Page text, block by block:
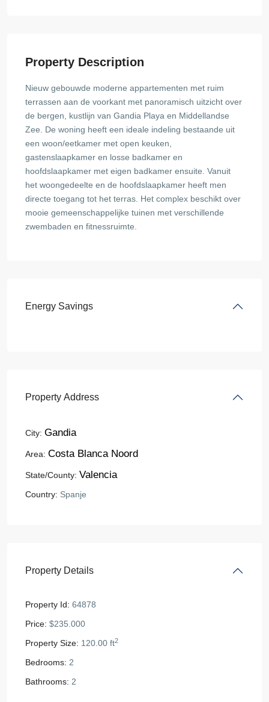
Property Description
Nieuw gebouwde moderne appartementen met ruim
terrassen aan de voorkant met panoramisch uitzicht over
de bergen, kustlijn van Gandia Playa en Middellandse
Zee. De woning heeft een ideale indeling bestaande uit
een woon/eetkamer met open keuken,
gastenslaapkamer en losse badkamer en
hoofdslaapkamer met eigen badkamer ensuite. Vanuit
het woongedeelte en de hoofdslaapkamer heeft men
directe toegang tot het terras. Het complex beschikt over
mooie gemeenschappelijke tuinen met verschillende
zwembaden en fitnessruimte.
Energy Savings
Property Address
City: Gandia
Area: Costa Blanca Noord
State/County: Valencia
Country: Spanje
Property Details
Property Id: 64878
Price: $235.000
Property Size: 120.00 ft2
Bedrooms: 2
Bathrooms: 2